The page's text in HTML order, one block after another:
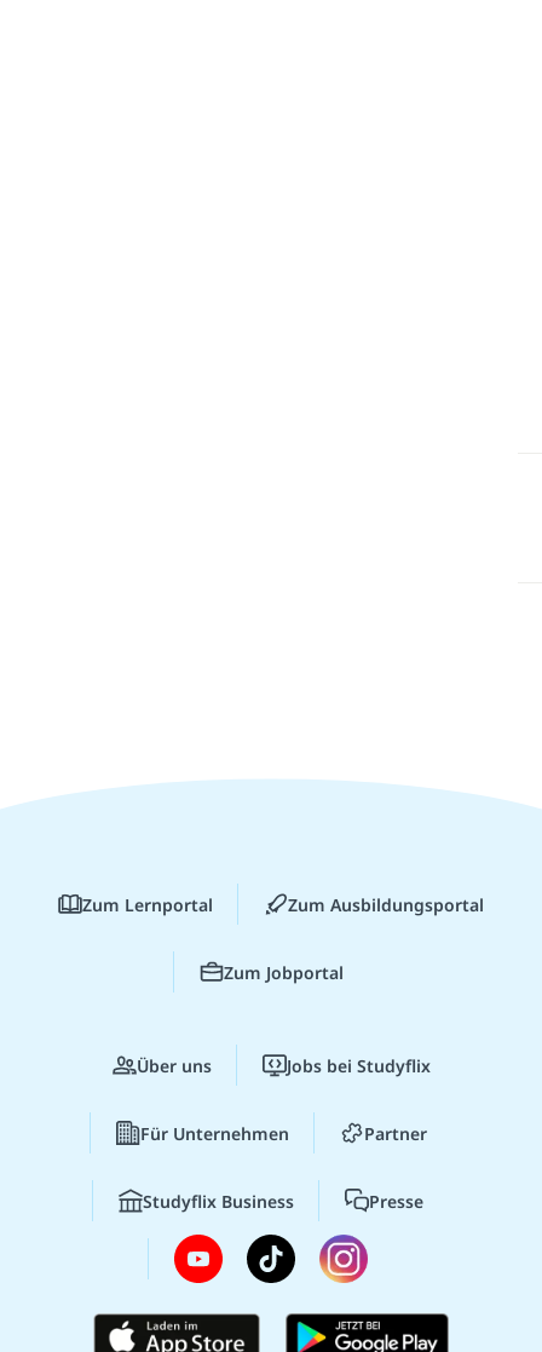
Zum Lernportal Zum Ausbildungsportal
Zum Jobportal
Über uns Jobs bei Studyflix
Für Unternehmen Partner
Studyflix Business Presse